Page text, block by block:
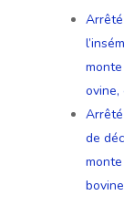
ovine,
de